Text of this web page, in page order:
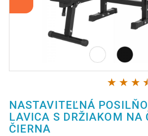
NASTAVITEĽNÁ
LAVICA S DRŽIAKOM NA
ČIERNA